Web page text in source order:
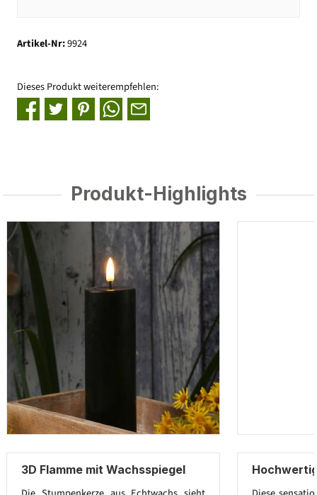
Artikel-Nr:9924
Dieses Produkt weiterempfehlen:
Produkt-Highlights
3D Flamme mit Wachsspiegel